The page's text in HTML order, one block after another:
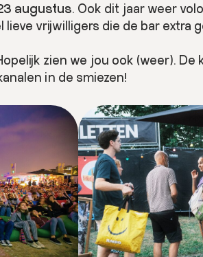
augustus. Ook dit jaar weer
vrijwilligers die de bar extra
zien we jou ook (weer).
in de smiezen!